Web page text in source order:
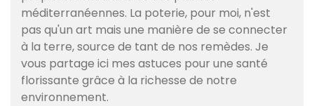
méditerranéennes. La poterie, pour moi, n'est
pas qu'un art mais une manière de se connecter
à la terre, source de tant de nos remèdes. Je
vous partage ici mes astuces pour une santé
florissante grâce à la richesse de notre
environnement.